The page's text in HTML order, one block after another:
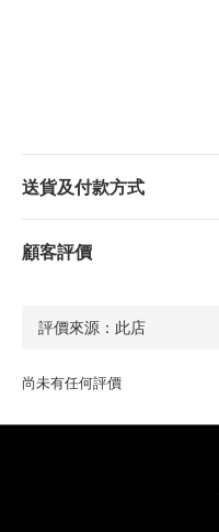
送貨及付款方式
顧客評價
尚未有任何評價